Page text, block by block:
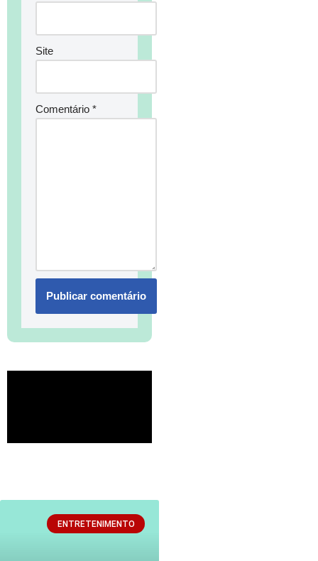
Site
Comentário *
ENTRETENIMENTO